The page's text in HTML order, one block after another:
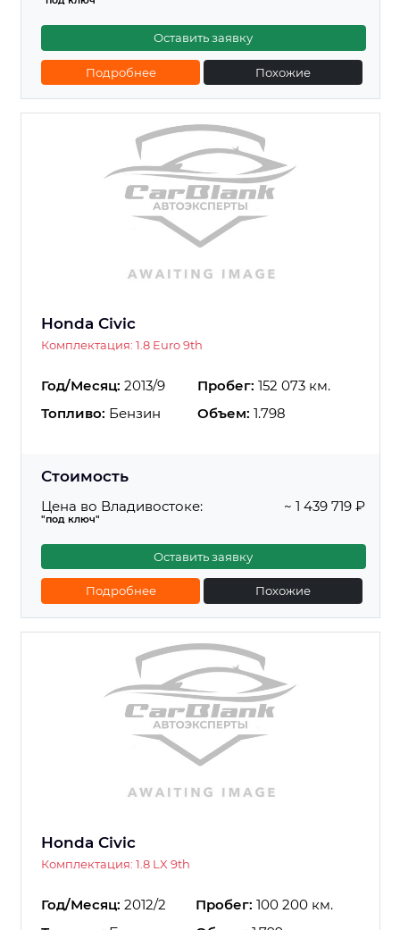
Оставить заявку
Подробнее Похожие
Honda Civic
Комплектация: 1.8 Euro 9th
Год/Месяц: 2013/9 Пробег: 152 073 км.
Топливо: Бензин Объем: 1.798
Стоимость
Цена во Владивостоке:
"под ключ"
~ 1 439 719 ₽
Оставить заявку
Подробнее Похожие
Honda Civic
Комплектация: 1.8 LX 9th
Год/Месяц: 2012/2 Пробег: 100 200 км.